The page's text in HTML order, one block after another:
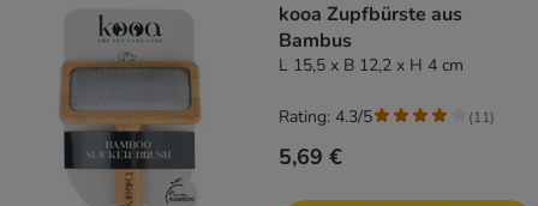
kooa Zupfbürste aus
Bambus
L 15,5 x B 12,2 x H 4 cm
5,69 €
Rating: 4.3/5 (11)